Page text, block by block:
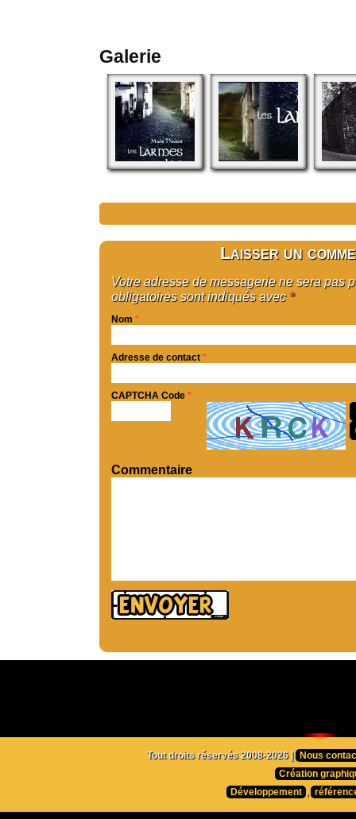
Galerie
Laisser un
Votre adresse de messagerie ne sera pas
obligatoires sont indiqués avec *
Nom *
Adresse de contact *
CAPTCHA Code *
Commentaire
Tout droits réservés 2008-2026 |
Nous
Création
Développement ,